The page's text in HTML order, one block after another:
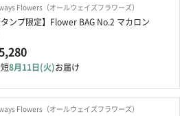
Flowers（オールウェイズフラワーズ）
タンプ限定】Flower BAG No.2 マカロン
8月11日(火)お届け
Flowers（オールウェイズフラワーズ）